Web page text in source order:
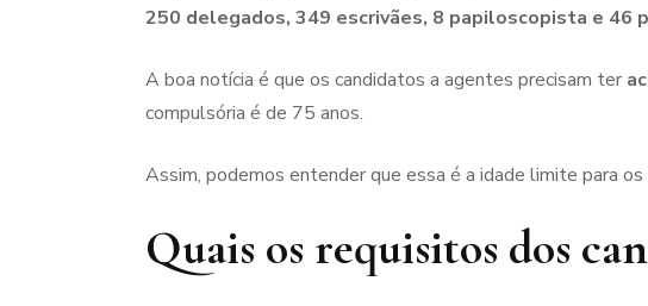
250 delegados, 349 escrivães, 8 papiloscopista e 46
A boa notícia é que os candidatos a agentes precisam ter
compulsória é de 75 anos.
Assim, podemos entender que essa é a idade limite para
Quais os requisitos dos